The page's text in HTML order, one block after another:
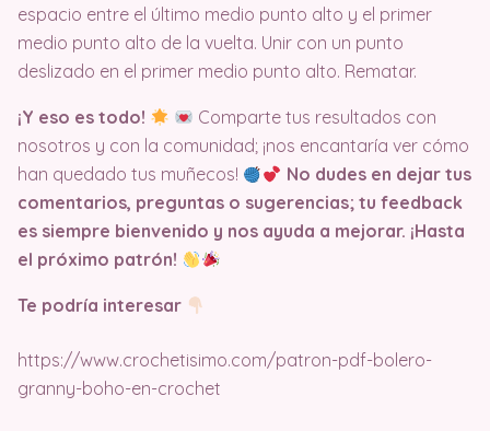
espacio entre el último medio punto alto y el primer
medio punto alto de la vuelta. Unir con un punto
deslizado en el primer medio punto alto. Rematar.
¡Y eso es todo!
Comparte tus resultados con
nosotros y con la comunidad; ¡nos encantaría ver cómo
han quedado tus muñecos!
No dudes en dejar tus
comentarios, preguntas o sugerencias; tu feedback
es siempre bienvenido y nos ayuda a mejorar. ¡Hasta
el próximo patrón!
Te podría interesar
https://www.crochetisimo.com/patron-pdf-bolero-
granny-boho-en-crochet